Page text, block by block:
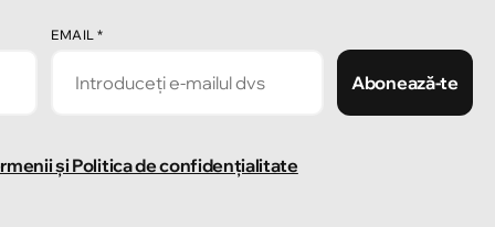
EMAIL*
Abonează-te
și Politica de confidențialitate